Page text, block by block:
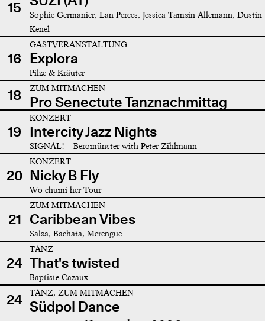
15
Sophie Germanier, Lan Perces, Jessica Tamsin Allemann, Dustin
Kenel
16
GASTVERANSTALTUNG
Explora
Pilze & Kräuter
18 ZUM MITMACHEN
Pro Senectute Tanznachmittag
19
KONZERT
Intercity Jazz Nights
SIGNAL! – Beromünster with Peter Zihlmann
20
KONZERT
Nicky B Fly
Wo chumi her Tour
21
ZUM MITMACHEN
Caribbean Vibes
Salsa, Bachata, Merengue
24
TANZ
That's twisted
Baptiste Cazaux
24 TANZ, ZUM MITMACHEN
Südpol Dance